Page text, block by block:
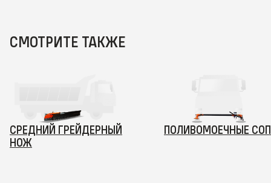
СМОТРИТЕ ТАКЖЕ
СРЕДНИЙ ГРЕЙДЕРНЫЙ
НОЖ
ПОЛИВОМОЕЧНЫЕ